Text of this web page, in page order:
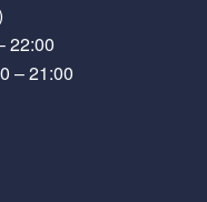
22:00
– 21:00